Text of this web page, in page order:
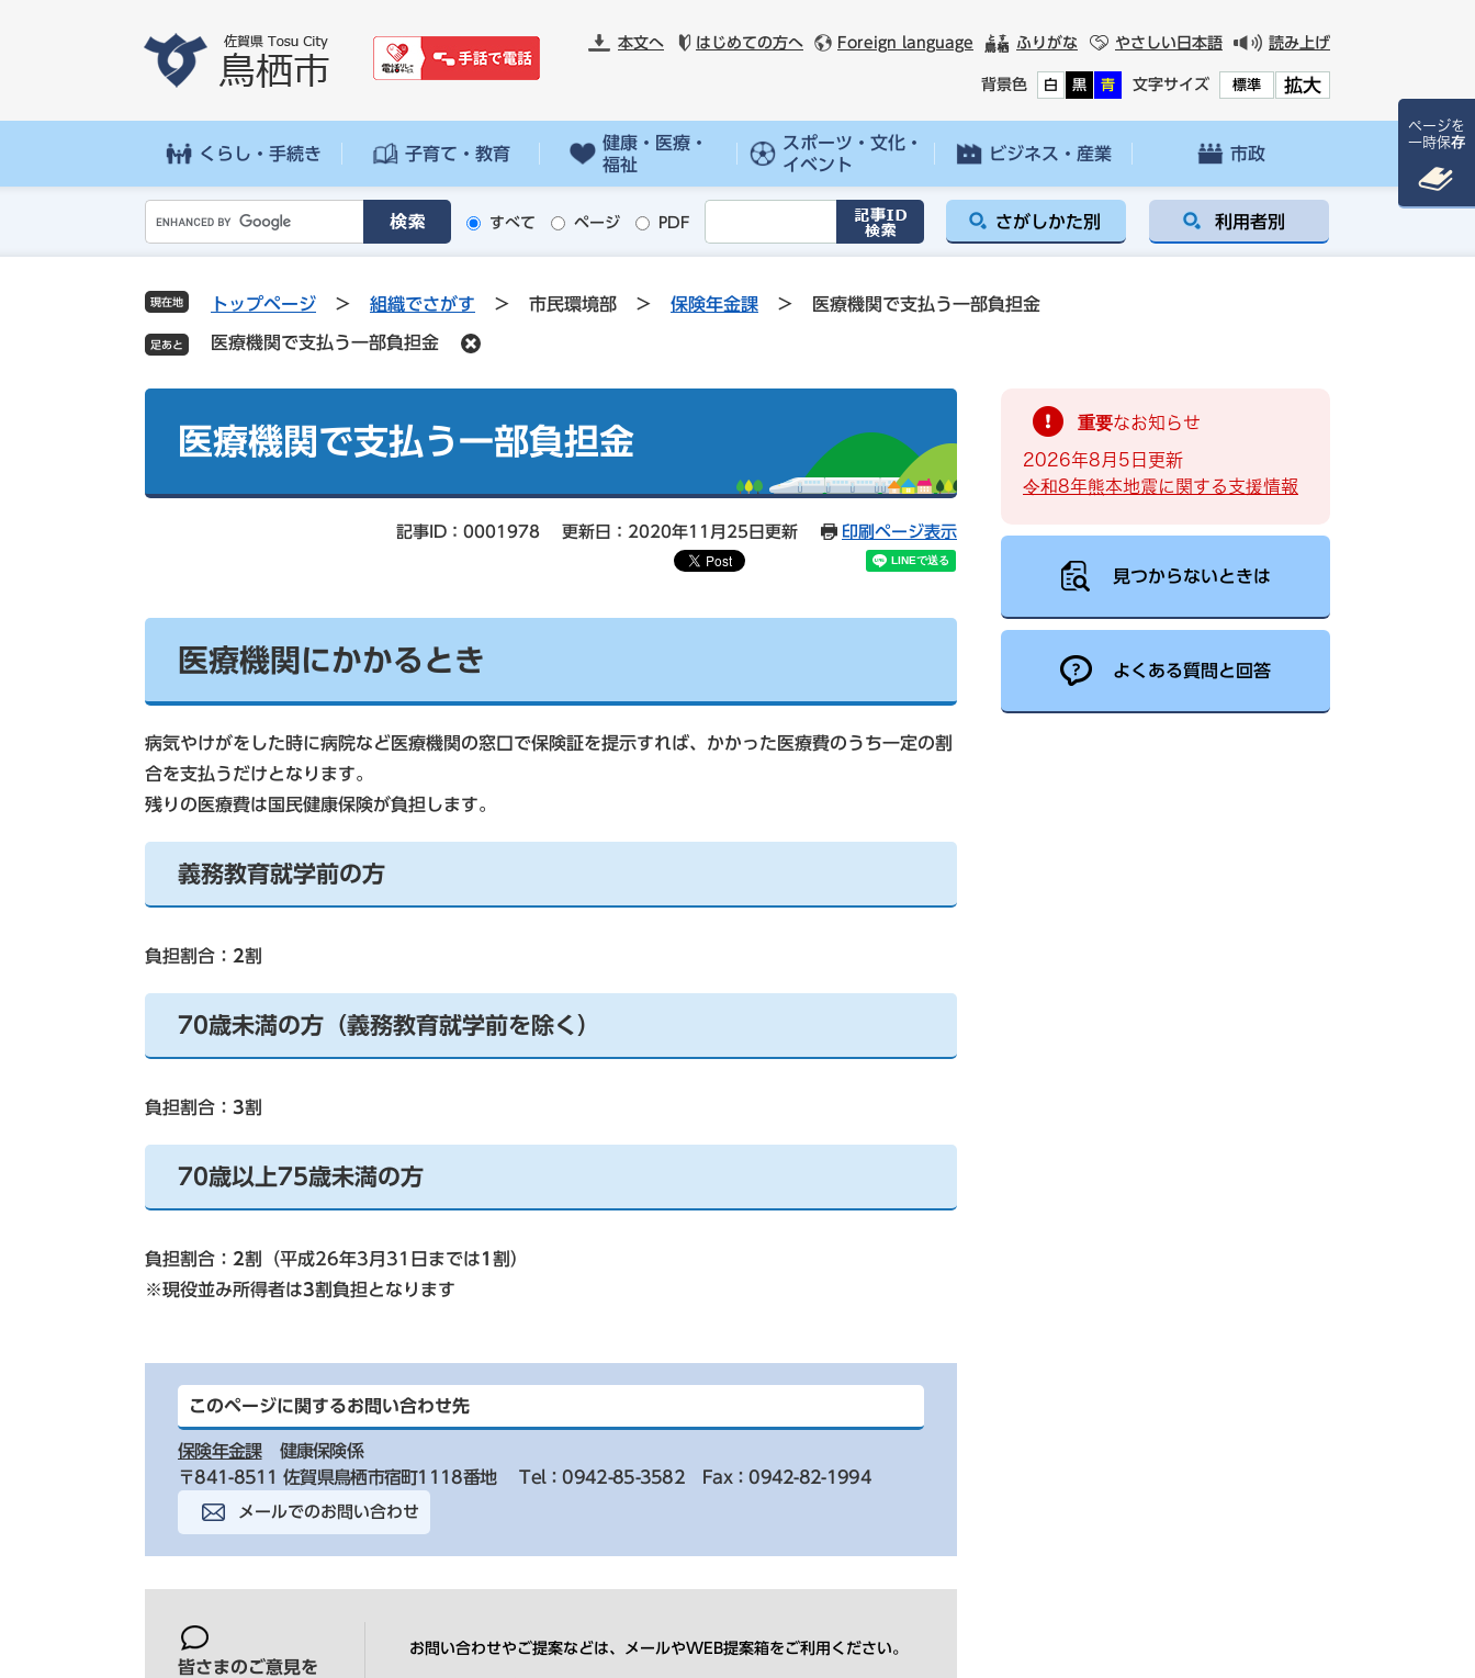
先
を
本文へ はじめての方へ Foreign language ふりがな やさしい日本語 読み上げ
背景色 白 黒 青 文字サイズ 標準 拡大
くらし・手続き 子育て・教育
健康・医療・
福祉
スポーツ・文化・
イベント
ビジネス・産業 市政
o
g
l
e
ス
索
すべて ページ PDF さがしかた別 利用者別
現在地 トップページ > 組織でさがす > 市民環境部 > 保険年金課 > 医療機関で支払う一部負担金
医療機関で支払う一部負担金
医療機関で支払う一部負担金
記事ID：0001978 更新日：2020年11月25日更新 印刷ページ表示
医療機関にかかるとき
病気やけがをした時に病院など医療機関の窓口で保険証を提示すれば、かかった医療費のうち一定の割
合を支払うだけとなります。
残りの医療費は国民健康保険が負担します。
義務教育就学前の方
負担割合： 2割
70歳未満の方（義務教育就学前を除く）
負担割合： 3割
70歳以上75歳未満の方
負担割合： 2割（平成26年3月31日までは1 割）
※現役並み所得者は3割負担となります
このページに関するお問い合わせ先
保険年金課
健康保険係
〒841-8511 佐賀県鳥栖市宿町1118番地
Tel：0942-85-3582 Fax：0942-82-1994
メールでのお問い合わせ
皆さまのご意見を
お問い合わせやご提案などは、メールやWEB提案箱をご利用ください。
重要なお知らせ
2026年8月5日更新
令和8年熊本地震に関する支援情報
見つからないときは
よくある質問と回答
ページを
一時保存